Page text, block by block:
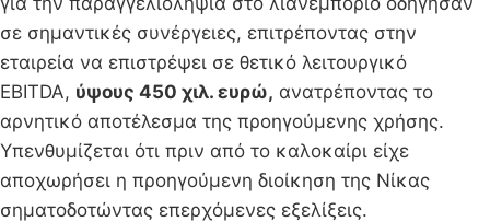
σε σημαντικές συνέργειες, επιτρέποντας στην
εταιρεία να επιστρέψει σε θετικό λειτουργικό
EBITDA, ύψους 450 χιλ. ευρώ, ανατρέποντας το
αρνητικό αποτέλεσμα της προηγούμενης χρήσης.
Υπενθυμίζεται ότι πριν από το καλοκαίρι είχε
αποχωρήσει η προηγούμενη διοίκηση της Νίκας
σηματοδοτώντας επερχόμενες εξελίξεις.